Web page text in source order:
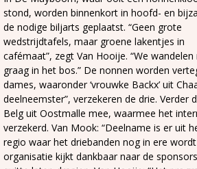
stond, worden binnenkort in hoofd- en
de nodige biljarts geplaatst. “Geen grote
wedstrijdtafels, maar groene lakentjes in
cafémaat”, zegt Van Hooije. “We wandelen
graag in het bos.” De nonnen worden
dames, waaronder ‘vrouwke Backx’ uit
deelneemster”, verzekeren de drie. Verder
Belg uit Oostmalle mee, waarmee het
verzekerd. Van Mook: “Deelname is er uit
regio waar het driebanden nog in ere
organisatie kijkt dankbaar naar de